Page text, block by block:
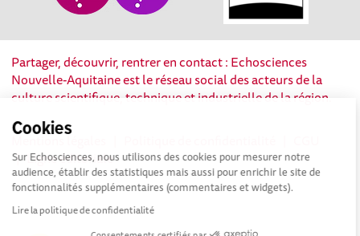
Cookies
Sur Echosciences, nous utilisons des cookies pour mesurer notre
audience, établir des statistiques mais aussi pour enrichir le site de
fonctionnalités supplémentaires (commentaires et widgets).
Lire la politique de confidentialité
Partager, découvrir, rentrer en contact : Echosciences
Nouvelle-Aquitaine est le réseau social des acteurs de la
culture scientifique, technique et industrielle de la région.
Mentions légales
|Ligne éditoriale